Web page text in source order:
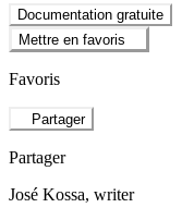
Documentation gratuite
Mettre en favoris
Favoris
Partager
Partager
José Kossa, writer